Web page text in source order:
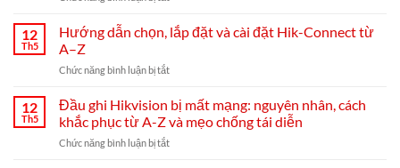
dẫn
thao
trên
diện
trực
đầu
12
Th5
Hướng dẫn chọn, lắp đặt và cài đặt Hik-Connect từ
A–Z
Chức năng bình luận bị tắtở
dẫn
chọn,
lắp
đặt
12
Th5
Đầu ghi Hikvision bị mất mạng: nguyên nhân, cách
khắc phục từ A-Z và mẹo chống tái diễn
Chức năng bình luận bị tắtở